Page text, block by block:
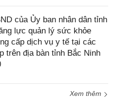
của Ủy ban nhân dân tỉnh
lực quản lý sức khỏe
cấp dịch vụ y tế tại các
trên địa bàn tỉnh Bắc Ninh
Xem thêm